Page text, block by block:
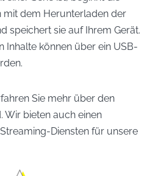
dem Herunterladen der
speichert sie auf Ihrem Gerät.
Inhalte können über ein USB-
Sie mehr über den
bieten auch einen
Diensten für unsere